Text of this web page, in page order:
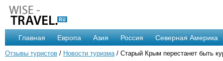
Главная Европа Азия Россия Северная Америка
Отзывы туристов / Новости туризма/ Старый Крым перестанет быть